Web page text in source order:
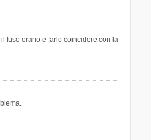
fuso orario e farlo coincidere con la